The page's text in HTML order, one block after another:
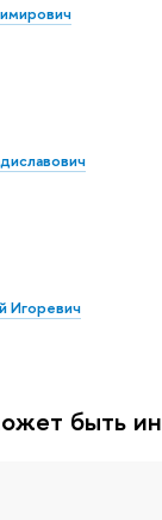
Игоревич
быть